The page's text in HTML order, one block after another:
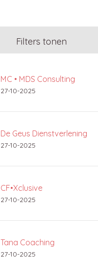
Zoeken Nieuws
Filters tonen
MC • MDS Consulting
27-10-2025
De Geus Dienstverlening
27-10-2025
CF•Xclusive
27-10-2025
Tana Coaching
27-10-2025